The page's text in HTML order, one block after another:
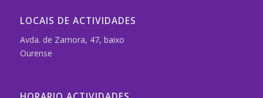
LOCAIS DE ACTIVIDADES
Avda. de Zamora, 47, baixo
Ourense